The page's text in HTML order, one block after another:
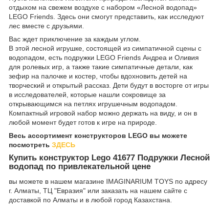
отдыхом на свежем воздухе с набором «Лесной водопад»
LEGO Friends. Здесь они смогут представить, как исследуют
лес вместе с друзьями.
Вас ждет приключение за каждым углом.
В этой лесной игрушке, состоящей из симпатичной сцены с
водопадом, есть подружки LEGO Friends Андреа и Оливия
для ролевых игр, а также такие симпатичные детали, как
зефир на палочке и костер, чтобы вдохновить детей на
творческий и открытый рассказ. Дети будут в восторге от игры
в исследователей, которые нашли сокровище за
открывающимся на петлях игрушечным водопадом.
Компактный игровой набор можно держать на виду, и он в
любой момент будет готов к игре на природе.
Весь ассортимент конструкторов LEGO вы можете
посмотреть ЗДЕСЬ
Купить конструктор Lego 41677 Подружки Лесной
водопад по привлекательной цене
вы можете в нашем магазине IMAGINARIUM TOYS по адресу
г. Алматы, ТЦ "Евразия" или заказать на нашем сайте с
доставкой по Алматы и в любой город Казахстана.